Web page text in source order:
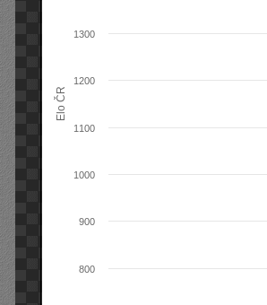
Elo ČR
800
900
1000
1100
1200
1300